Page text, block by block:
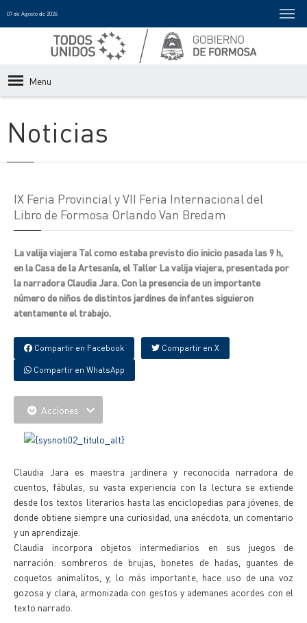
07 de Agosto de 2026
Menu
Noticias
IX Feria Provincial y VII Feria Internacional del
Libro de Formosa Orlando Van Bredam
La valija viajera Tal como estaba previsto dio inicio pasada las 9 h,
en la Casa de la Artesanía, el Taller La valija viajera, presentada por
la narradora Claudia Jara. Con la presencia de un importante
número de niños de distintos jardines de infantes siguieron
atentamente el trabajo.
Compartir en Facebook Compartir en X
Compartir en WhatsApp
Acciones
Claudia Jara es maestra jardinera y reconocida narradora de
cuentos, fábulas, su vasta experiencia con la lectura se extiende
desde los textos literarios hasta las enciclopedias para jóvenes, de
donde obtiene siempre una curiosidad, una anécdota, un comentario
y un aprendizaje.
Claudia incorpora objetos intermediarios en sus juegos de
narración: sombreros de brujas, bonetes de hadas, guantes de
coquetos animalitos, y, lo más importante, hace uso de una voz
gozosa y clara, armonizada con gestos y ademanes acordes con el
texto narrado.